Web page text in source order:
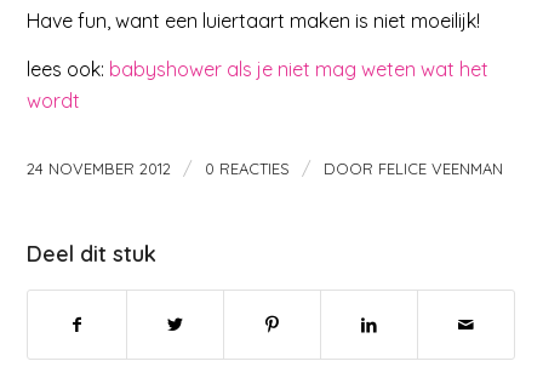
Have fun, want een luiertaart maken is niet moeilijk!
lees ook: babyshower als je niet mag weten wat het
wordt
24 NOVEMBER 2012 / 0 REACTIES / DOOR FELICE VEENMAN
Deel dit stuk